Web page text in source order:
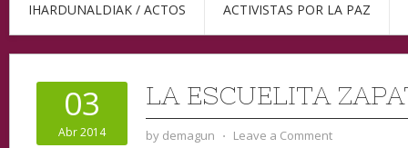
IHARDUNALDIAK / ACTOS ACTIVISTAS POR LA PAZ
03
Abr 2014
LA ESCUELITA
by demagun ⋅ Leave a Comment